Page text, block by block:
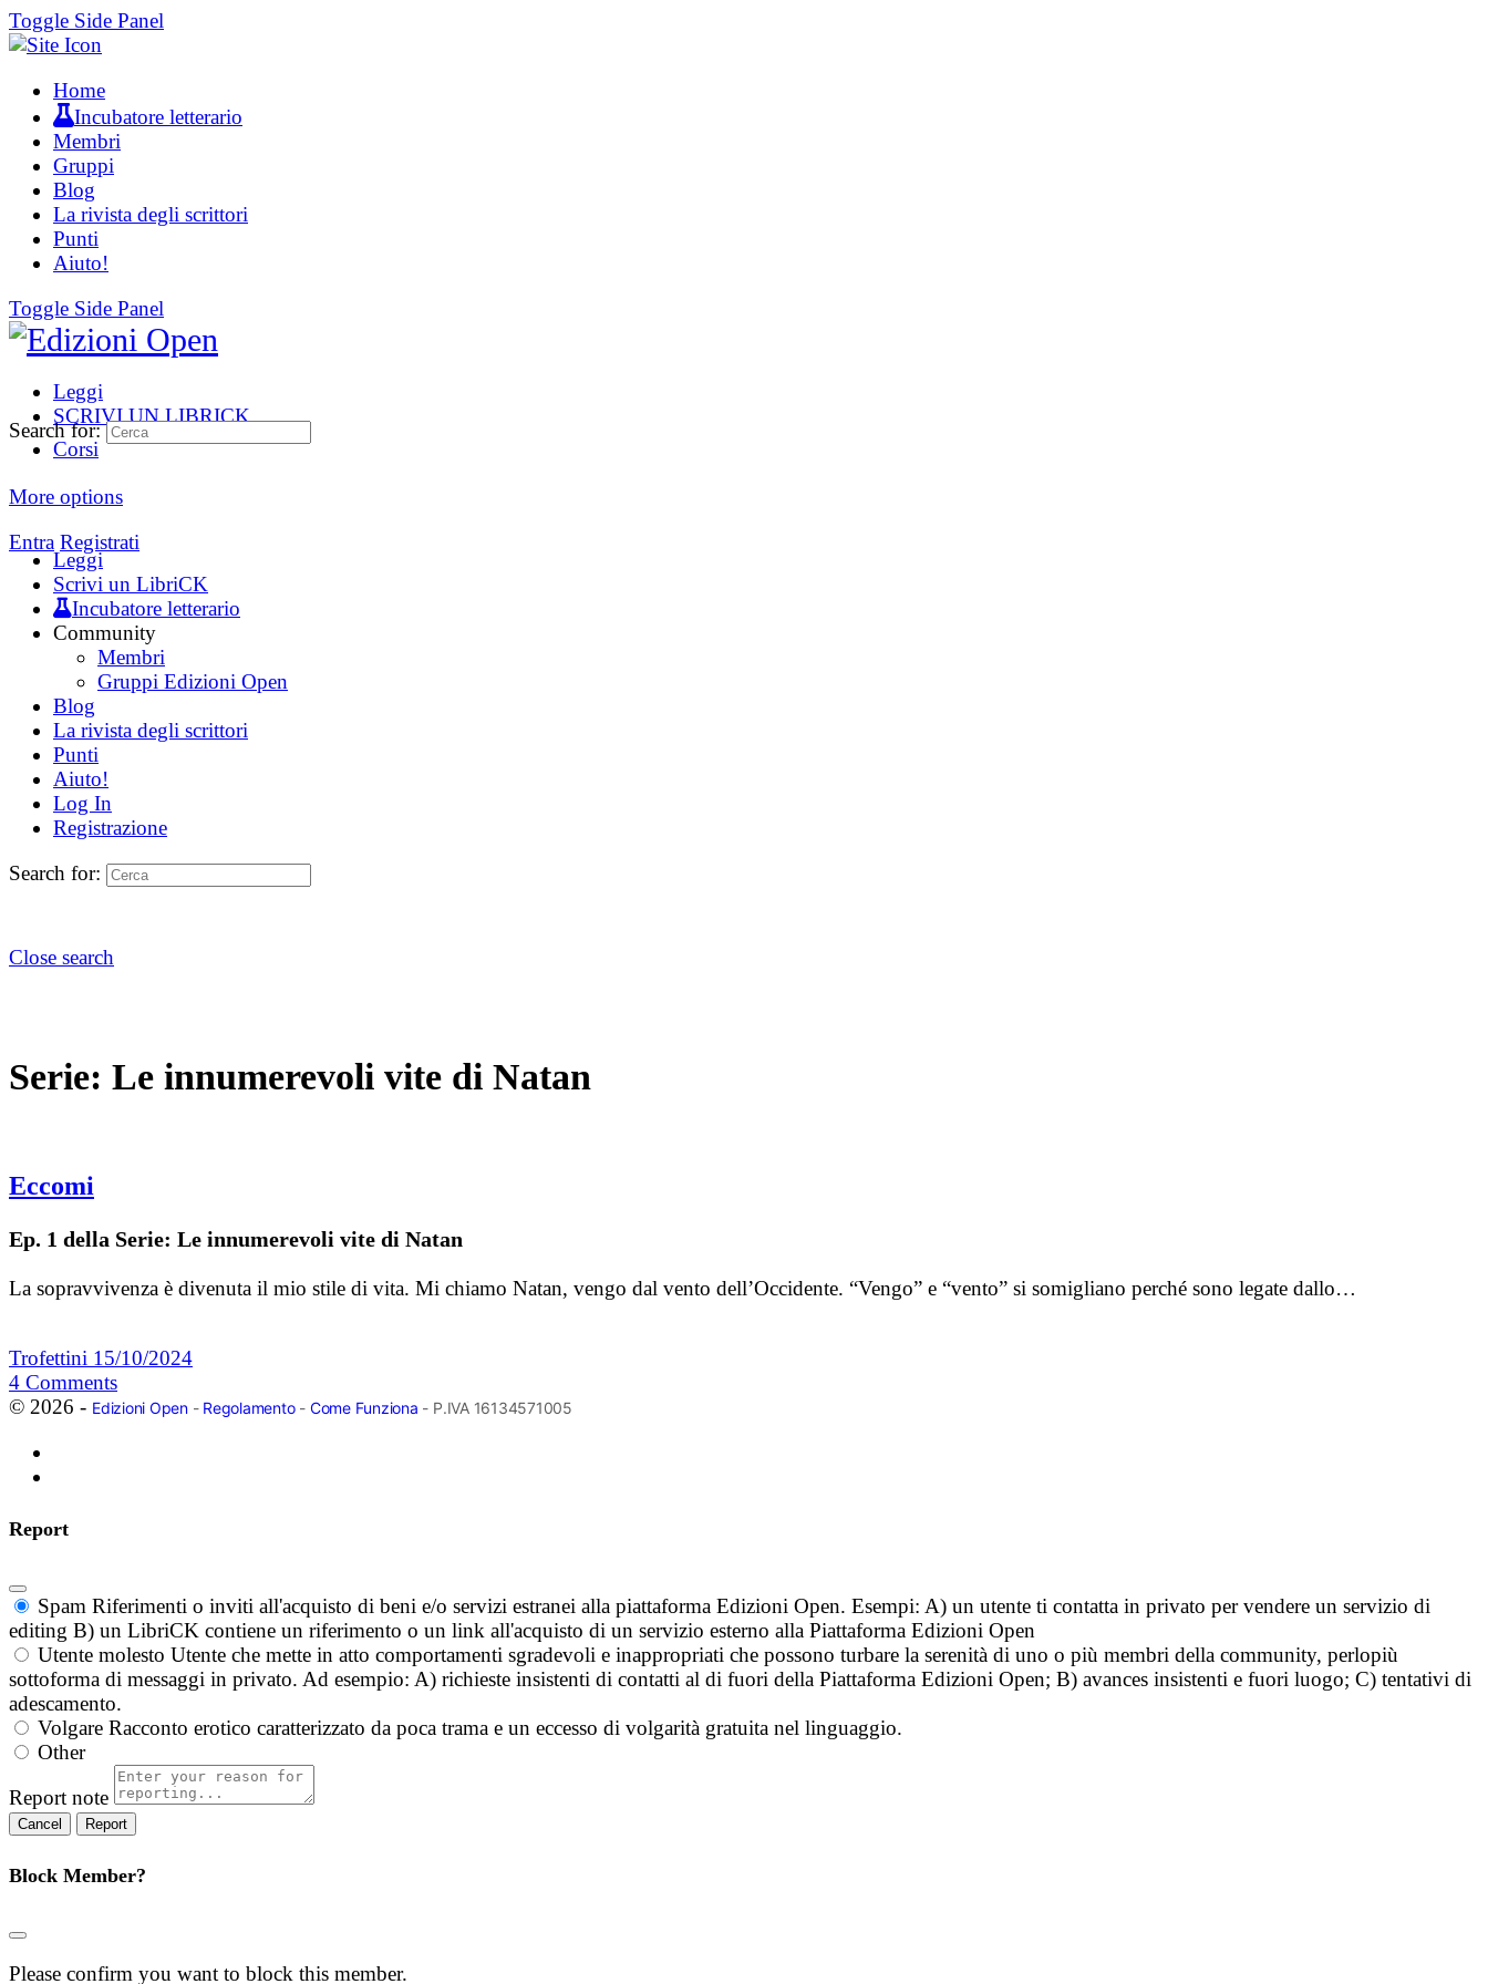
Toggle Side Panel
Home
Incubatore letterario
Membri
Gruppi
Blog
La rivista degli scrittori
Punti
Aiuto!
Toggle Side Panel
Leggi
SCRIVI UN LIBRICK
Corsi
More options
Entra Registrati
Search for:
Leggi
Scrivi un LibriCK
Incubatore letterario
Community
Membri
Gruppi Edizioni Open
Blog
La rivista degli scrittori
Punti
Aiuto!
Log In
Registrazione
Search for:
Close search
Serie: Le innumerevoli vite di Natan
Eccomi
Ep. 1 della Serie: Le innumerevoli vite di Natan
La sopravvivenza è divenuta il mio stile di vita. Mi chiamo Natan, vengo dal vento dell’Occidente. “Vengo” e “vento” si somigliano perché sono legate dallo…
Trofettini 15/10/2024
4 Comments
© 2026 - Edizioni Open- Regolamento- Come Funziona - P.IVA 16134571005
Report
Spam Riferimenti o inviti all'acquisto di beni e/o servizi estranei alla piattaforma Edizioni Open. Esempi: A) un utente ti contatta in privato per vendere un servizio di
editing B) un LibriCK contiene un riferimento o un link all'acquisto di un servizio esterno alla Piattaforma Edizioni Open
Utente molesto Utente che mette in atto comportamenti sgradevoli e inappropriati che possono turbare la serenità di uno o più membri della community, perlopiù
sottoforma di messaggi in privato. Ad esempio: A) richieste insistenti di contatti al di fuori della Piattaforma Edizioni Open; B) avances insistenti e fuori luogo; C) tentativi di
adescamento.
Volgare Racconto erotico caratterizzato da poca trama e un eccesso di volgarità gratuita nel linguaggio.
Other
Report note
Report
Block Member?
Please confirm you want to block this member.